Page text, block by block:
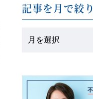
記事を月で絞